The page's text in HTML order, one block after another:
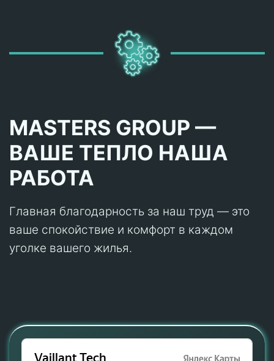
MASTERS GROUP —
ВАШЕ ТЕПЛО НАША
РАБОТА
Главная благодарность за наш труд — это
ваше спокойствие и комфорт в каждом
уголке вашего жилья.